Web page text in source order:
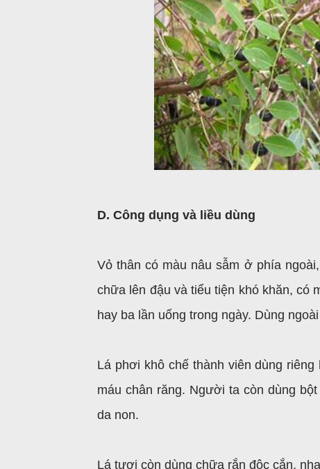
D. Công dụng và liều dùng
Vỏ thân có màu nâu sẫm ở phía
chữa lên đậu và tiểu tiện khó khăn, có
hay ba lần uống trong ngày. Dùng
Lá phơi khô chế thành viên dùng
máu chân răng. Người ta còn dùng
da non.
Lá tươi còn dùng chữa rắn độc cắn,